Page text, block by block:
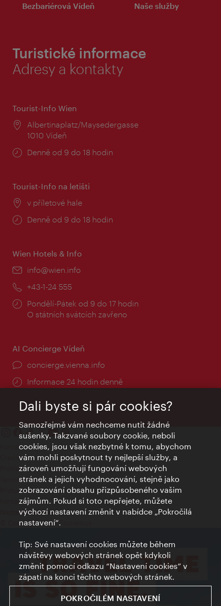
Bezbariérová Vídeň Naše služby
Turistické informace
Adresy a kontakty
Tourist-Info Wien
Místo:
Albertinaplatz/Maysedergasse
1010 Vídeň
Provozní
Denně od 9 do 18 hodin
Tourist-Info na letišti
Místo:
v příletové hale
Provozní
Denně od 9 do 18 hodin
Wien Hotels & Info
E-
info@wien.info
Telefon:
+43-1-24 555
Provozní
doba:
Pondělí-Pátek od 9 do 17 hodin
O státních svátcích zavřeno
AI Concierge Vídeň
concierge.vienna.info
Informace 24 hodin denně
Kontakty
Credits
Prohlášení o ochraně osobních údajů
Terms of Use
Přístupnost
Kontakt pro tisk
Nastavení cookies
© Copyright Wien Tourismus
Dali byste si pár cookies?
Samozřejmě vám nechceme nutit žádné
sušenky. Takzvané soubory cookie, neboli
cookies, jsou však nezbytné k tomu, abychom
vám mohli poskytnout ty nejlepší služby, a
zároveň umožňují fungování webových
stránek a jejich vyhodnocování, stejně jako
zobrazování obsahu přizpůsobeného vašim
zájmům. Pokud si toto nepřejete, můžete
výchozí nastavení změnit v nabídce „Pokročilá
nastavení“.
Tip: Své nastavení cookies můžete během
návštěvy webových stránek opět kdykoli
změnit pomocí odkazu “Nastavení cookies” v
zápatí na konci těchto webových stránek.
POKROČILÉM NASTAVENÍ